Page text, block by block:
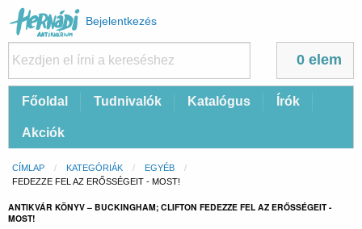
Felhasználói
fiók
menüje
Bejelentkezés
0 elem
FőFőoldal Tudnivalók Katalógus Írók
Akciók
Morzsa
CÍMLAP KATEGÓRIÁK
EGYÉB
CURRENT:
FEDEZZE FEL AZ ERŐSSÉGEIT - MOST!
ANTIKVÁR KÖNYV – BUCKINGHAM; CLIFTON FEDEZZE FEL AZ ERŐSSÉGEIT -
MOST!